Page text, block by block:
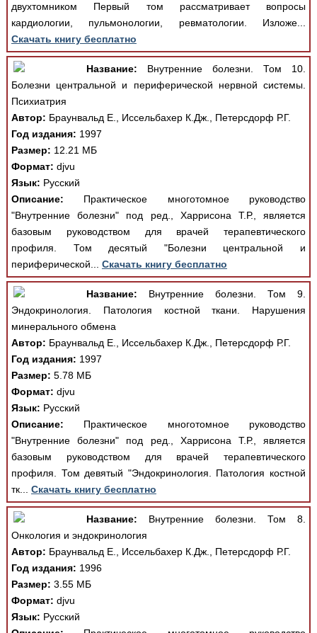
двухтомником Первый том рассматривает вопросы
кардиологии, пульмонологии, ревматологии. Изложе...
Скачать книгу бесплатно
Название: Внутренние болезни. Том 10.
Болезни центральной и периферической нервной системы.
Психиатрия
Автор: Браунвальд Е., Иссельбахер К.Дж., Петерсдорф Р.Г.
Год издания: 1997
Размер: 12.21 МБ
Формат: djvu
Язык: Русский
Описание: Практическое многотомное руководство
"Внутренние болезни" под ред., Харрисона Т.Р., является
базовым руководством для врачей терапевтического
профиля. Том десятый "Болезни центральной и
периферической... Скачать книгу бесплатно
Название: Внутренние болезни. Том 9.
Эндокринология. Патология костной ткани. Нарушения
минерального обмена
Автор: Браунвальд Е., Иссельбахер К.Дж., Петерсдорф Р.Г.
Год издания: 1997
Размер: 5.78 МБ
Формат: djvu
Язык: Русский
Описание: Практическое многотомное руководство
"Внутренние болезни" под ред., Харрисона Т.Р., является
базовым руководством для врачей терапевтического
профиля. Том девятый "Эндокринология. Патология костной
тк... Скачать книгу бесплатно
Название: Внутренние болезни. Том 8.
Онкология и эндокринология
Автор: Браунвальд Е., Иссельбахер К.Дж., Петерсдорф Р.Г.
Год издания: 1996
Размер: 3.55 МБ
Формат: djvu
Язык: Русский